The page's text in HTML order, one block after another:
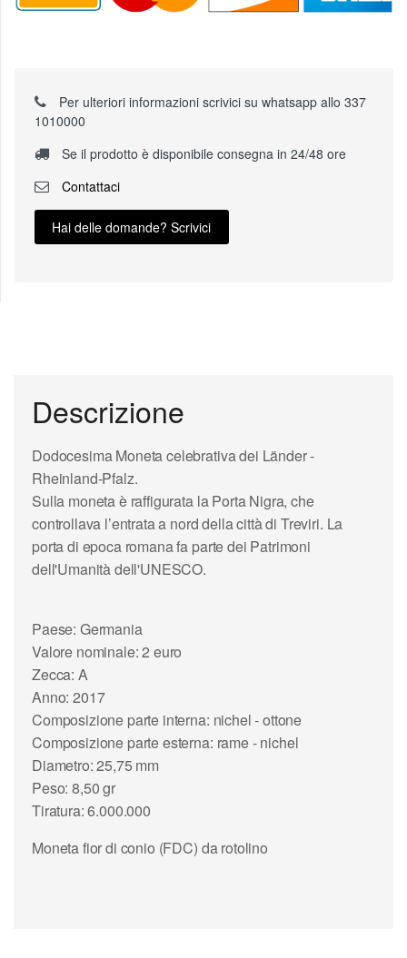
Per ulteriori informazioni scrivici su whatsapp allo 337
1010000
Se il prodotto è disponibile consegna in 24/48 ore
Contattaci
Hai delle domande? Scrivici
Descrizione
Dodocesima Moneta celebrativa dei Länder-
Rheinland-Pfalz.
Sulla moneta è raffigurata laPorta Nigra, che
controllava l’entrata a nord della città di Treviri. La
porta di epoca romana fa parte dei Patrimoni
dell'Umanità dell'UNESCO.
Paese: Germania
Valore nominale: 2 euro
Zecca: A
Anno: 2017
Composizione parte interna: nichel - ottone
Composizione parte esterna: rame - nichel
Diametro: 25,75 mm
Peso: 8,50 gr
Tiratura: 6.000.000
Moneta fior di conio (FDC) da rotolino